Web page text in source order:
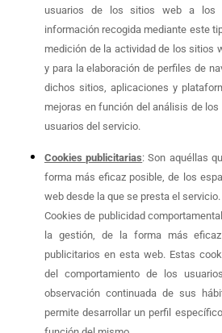
usuarios de los sitios web a los
información recogida mediante este
medición de la actividad de los sitios
y para la elaboración de perfiles de
dichos sitios, aplicaciones y
mejoras en función del análisis de
usuarios del servicio.
Cookies publicitarias: Son aquéllas
forma más eficaz posible, de los
web desde la que se presta el servicio.
Cookies de publicidad
la gestión, de la forma más
publicitarios en esta web. Estas
del comportamiento de los
observación continuada de sus
permite desarrollar un perfil